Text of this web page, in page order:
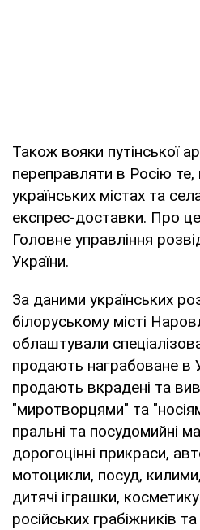
Також вояки путінської
переправляти в Росію
українських містах та
експрес-доставки. Про це
Головне управління
України.
За даними українських
білоруському місті
облаштували
продають награбоване в
продають вкрадені та
"миротворцями" та
пральні та посудомийні
дорогоцінні прикраси,
мотоцикли, посуд,
дитячі іграшки,
російських грабіжників